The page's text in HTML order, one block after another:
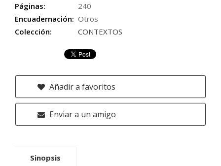
Páginas:
240
Encuadernación: Otros
Colección:
CONTEXTOS
Añadir a favoritos
Enviar a un amigo
Sinopsis